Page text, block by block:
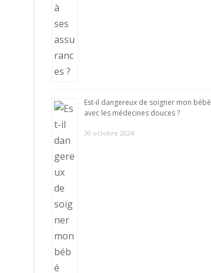
Est-il dangereux de soigner mon bébé
avec les médecines douces ?
30 octobre 2024